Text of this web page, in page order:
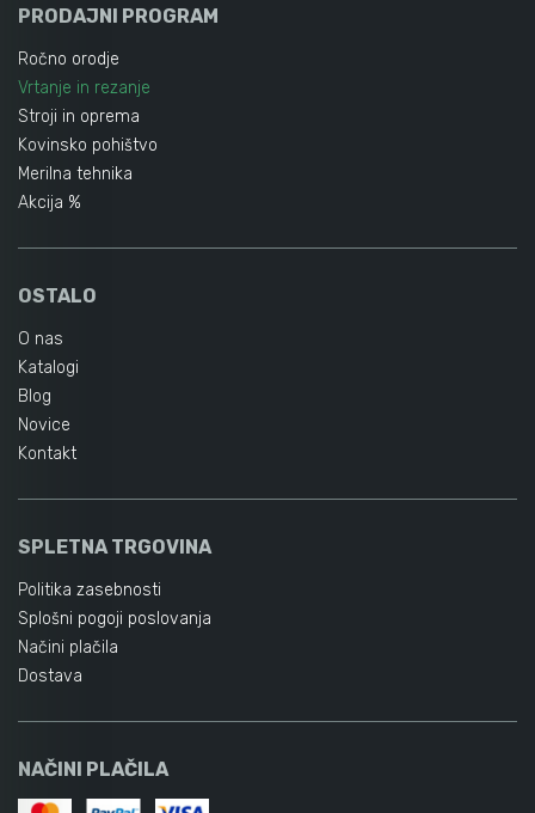
PRODAJNI PROGRAM
Ročno orodje
Vrtanje in rezanje
Stroji in oprema
Kovinsko pohištvo
Merilna tehnika
Akcija %
OSTALO
O nas
Katalogi
Blog
Novice
Kontakt
SPLETNA TRGOVINA
Politika zasebnosti
Splošni pogoji poslovanja
Načini plačila
Dostava
NAČINI PLAČILA